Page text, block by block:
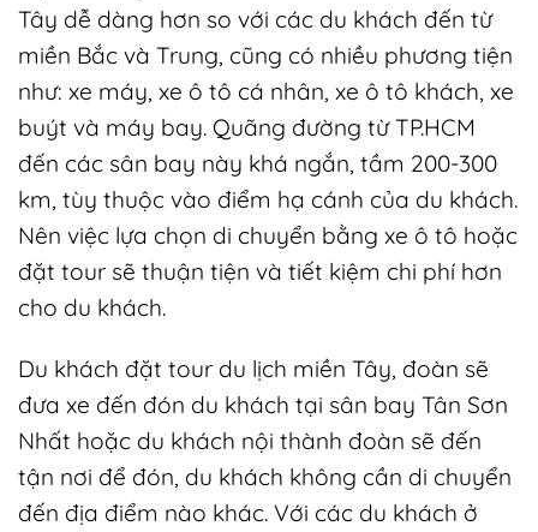
Tây dễ dàng hơn so với các du khách đến từ
miền Bắc và Trung, cũng có nhiều phương tiện
như: xe máy, xe ô tô cá nhân, xe ô tô khách, xe
buýt và máy bay. Quãng đường từ TP.HCM
đến các sân bay này khá ngắn, tầm 200-300
km, tùy thuộc vào điểm hạ cánh của du khách.
Nên việc lựa chọn di chuyển bằng xe ô tô hoặc
đặt tour sẽ thuận tiện và tiết kiệm chi phí hơn
cho du khách.
Du khách đặt tour du lịch miền Tây, đoàn sẽ
đưa xe đến đón du khách tại sân bay Tân Sơn
Nhất hoặc du khách nội thành đoàn sẽ đến
tận nơi để đón, du khách không cần di chuyển
đến địa điểm nào khác. Với các du khách ở